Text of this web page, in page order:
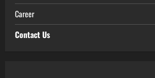
Career
Contact Us